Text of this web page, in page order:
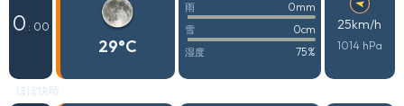
0 : 00
29°C
雨 0mm
雪 0cm
湿度 75%
25km/h
1014 hPa
ほぼ快晴